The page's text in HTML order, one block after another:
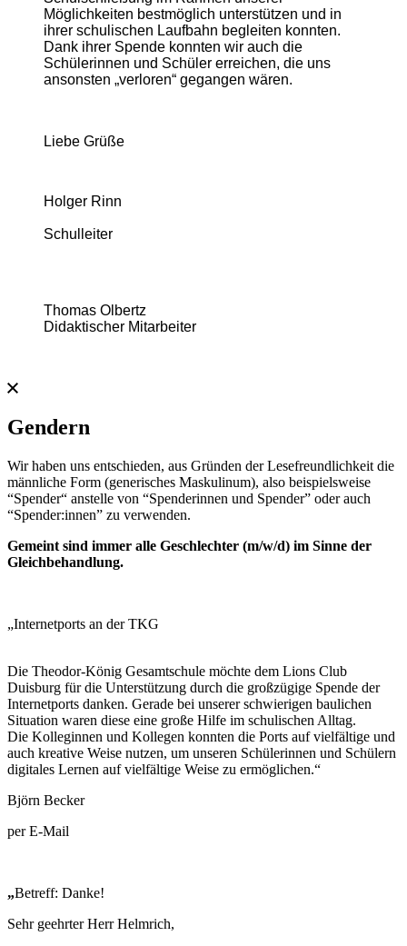
Möglichkeiten bestmöglich unterstützen und in
ihrer schulischen Laufbahn begleiten konnten.
Dank ihrer Spende konnten wir auch die
Schülerinnen und Schüler erreichen, die uns
ansonsten „verloren“ gegangen wären.
Liebe Grüße
Holger Rinn
Schulleiter
Thomas Olbertz
Didaktischer Mitarbeiter
Gendern
Wir haben uns entschieden, aus Gründen der Lesefreundlichkeit die
männliche Form (generisches Maskulinum), also beispielsweise
“Spender“ anstelle von “Spenderinnen und Spender” oder auch
“Spender:innen” zu verwenden.​
Gemeint sind immer alle Geschlechter (m/w/d) im Sinne der
Gleichbehandlung.​
„Internetports an der TKG
Die Theodor-König Gesamtschule möchte dem Lions Club
Duisburg für die Unterstützung durch die großzügige Spende der
Internetports danken. Gerade bei unserer schwierigen baulichen
Situation waren diese eine große Hilfe im schulischen Alltag.
Die Kolleginnen und Kollegen konnten die Ports auf vielfältige und
auch kreative Weise nutzen, um unseren Schülerinnen und Schülern
digitales Lernen auf vielfältige Weise zu ermöglichen.“
Björn Becker
per E-Mail
„Betreff: Danke!
Sehr geehrter Herr Helmrich,